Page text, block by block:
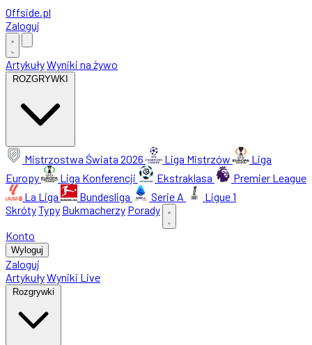
Offside.pl
Zaloguj
ArtykułyWyniki na żywo
ROZGRYWKI
Mistrzostwa Świata 2026 Liga Mistrzów
Liga
Europy
Liga Konferencji Ekstraklasa
Premier League
La Liga
Bundesliga Serie A
Ligue 1
SkrótyTypy Bukmacherzy Porady
Konto
Wyloguj
Zaloguj
ArtykułyWyniki Live
Rozgrywki